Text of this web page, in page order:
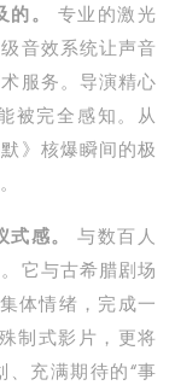
。
专业的激光
音效系统让声音
服务。导演精心
被完全感知。从
》核爆瞬间的极
感。
与数百人
它与古希腊剧场
体情绪，完成一
制式影片，更将
充满期待的“事